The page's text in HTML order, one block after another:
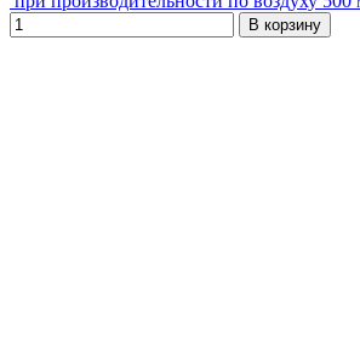
В корзину